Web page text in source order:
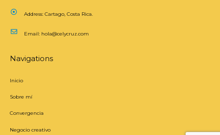
Address: Cartago, Costa Rica.
Email: hola@celycruz.com
Navigations
Inicio
Sobre mí
Convergencia
Negocio creativo